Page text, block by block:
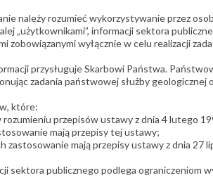
należy rozumieć wykorzystywanie przez
„użytkownikami”, informacji sektora
zobowiązanymi wyłącznie w celu realizacji
przysługuje Skarbowi Państwa.
zadania państwowej służby geologicznej
które:
przepisów ustawy z dnia 4 lutego
mają przepisy tej ustawy;
zastosowanie mają przepisy ustawy z dnia 27
sektora publicznego podlega ograniczeniom